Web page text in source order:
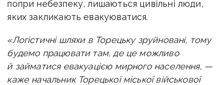
попри небезпеку, лишаються цивільні люди,
яких закликають евакуюватися.
«Логістичні шляхи в Торецьку зруйновані, тому
будемо працювати там, де це можливо
й займатися евакуацією мирного населення, —
каже начальник Торецької міської військової